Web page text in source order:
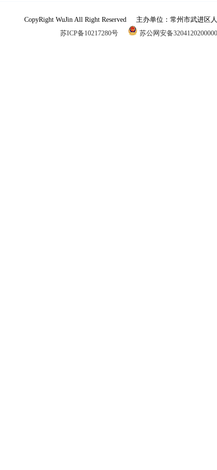
CopyRight WuJin All Right Reserved 主办单位：常州市武进
苏ICP备10217280号
苏公网安备